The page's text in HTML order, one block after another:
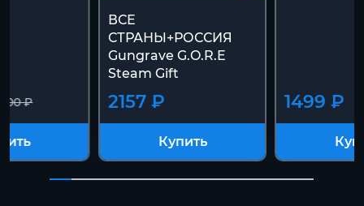
₽
ВСЕ
СТРАНЫ+РОССИЯ
Gungrave G.O.R.E
Steam Gift
2157 ₽
Купить
1499 ₽